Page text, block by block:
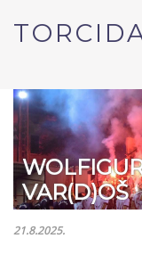
VAR(D)OŠ
21.8.2025.